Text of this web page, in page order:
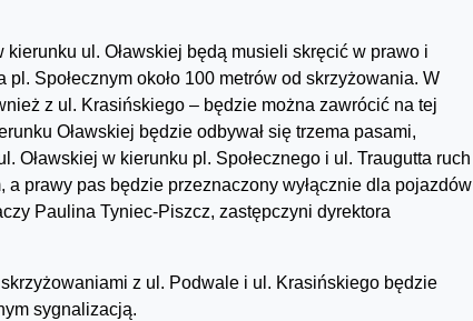
ul. Oławskiej będą musieli skręcić w prawo i
Społecznym około 100 metrów od skrzyżowania. W
z ul. Krasińskiego – będzie można zawrócić na tej
Oławskiej będzie odbywał się trzema pasami,
Oławskiej w kierunku pl. Społecznego i ul. Traugutta ruch
prawy pas będzie przeznaczony wyłącznie dla pojazdów
Paulina Tyniec-Piszcz, zastępczyni dyrektora
z ul. Podwale i ul. Krasińskiego będzie
sygnalizacją.